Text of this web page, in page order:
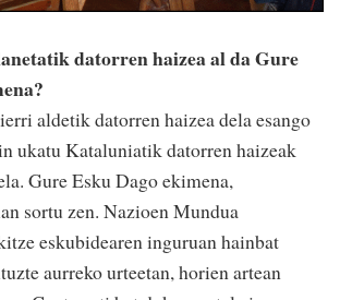
datorren haizea al da Gure
aldetik datorren haizea dela esango
ukatu Kataluniatik datorren haizeak
Gure Esku Dago ekimena,
sortu zen. Nazioen Mundua
eskubidearen inguruan hainbat
aurreko urteetan, horien artean